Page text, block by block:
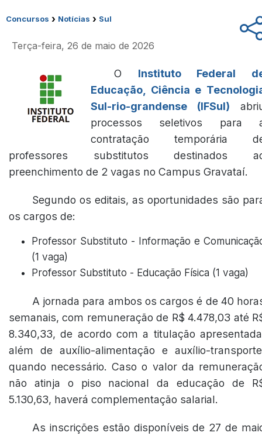
Concursos › Notícias › Sul
Terça-feira, 26 de maio de 2026
O Instituto Federal
Educação, Ciência e
Sul-rio-grandense (IFSul)
processos seletivos para
contratação temporária
professores substitutos destinados
preenchimento de 2 vagas no Campus Gravataí.
Segundo os editais, as oportunidades são
os cargos de:
Professor Substituto - Informação e
(1 vaga)
Professor Substituto - Educação Física (1 vaga)
A jornada para ambos os cargos é de 40
semanais, com remuneração de R$ 4.478,03 até
8.340,33, de acordo com a titulação
além de auxílio-alimentação e auxílio-
quando necessário. Caso o valor da
não atinja o piso nacional da educação de
5.130,63, haverá complementação salarial.
As inscrições estão disponíveis de 27 de